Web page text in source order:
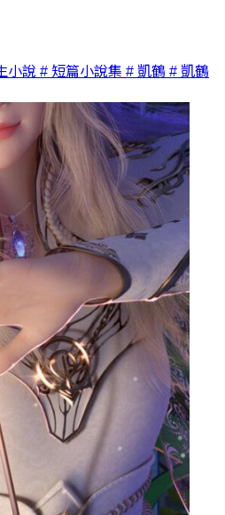
小說 # 短篇小說集 # 凱鶴 # 凱鶴